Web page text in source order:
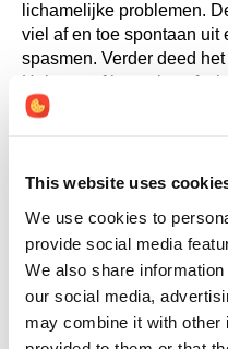
This website uses
We use cookies to
provide social media
We also share
our social media,
may combine it with other
lichamelijke problemen.
viel af en toe spontaan uit
spasmen. Verder deed
Helaas gaf intensieve
van de klachten.
De neuroloog adviseerde
TCA) voor de
dan moest Rob maar
de neuroloog. De
werkte wel, maar gaf
waar Rob helemaal niet